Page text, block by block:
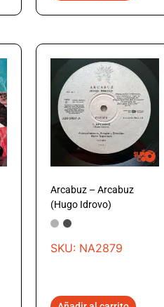
Arcabuz – Arcabuz
(Hugo Idrovo)
SKU: NA2879